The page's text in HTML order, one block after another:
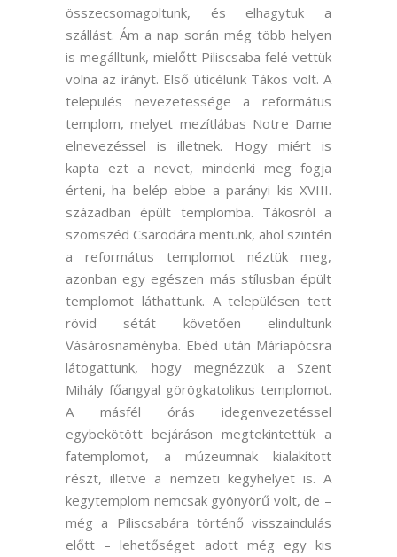
összecsomagoltunk, és elhagytuk a
szállást. Ám a nap során még több helyen
is megálltunk, mielőtt Piliscsaba felé vettük
volna az irányt. Első úticélunk Tákos volt. A
település nevezetessége a református
templom, melyet mezítlábas Notre Dame
elnevezéssel is illetnek. Hogy miért is
kapta ezt a nevet, mindenki meg fogja
érteni, ha belép ebbe a parányi kis XVIII.
században épült templomba. Tákosról a
szomszéd Csarodára mentünk, ahol szintén
a református templomot néztük meg,
azonban egy egészen más stílusban épült
templomot láthattunk. A településen tett
rövid sétát követően elindultunk
Vásárosnaményba. Ebéd után Máriapócsra
látogattunk, hogy megnézzük a Szent
Mihály főangyal görögkatolikus templomot.
A másfél órás idegenvezetéssel
egybekötött bejáráson megtekintettük a
fatemplomot, a múzeumnak kialakított
részt, illetve a nemzeti kegyhelyet is. A
kegytemplom nemcsak gyönyörű volt, de –
még a Piliscsabára történő visszaindulás
előtt – lehetőséget adott még egy kis